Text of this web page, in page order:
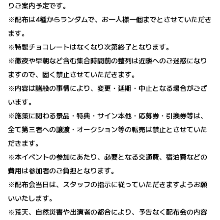
りご案内予定です。
※配布は4種からランダムで、お一人様一個までとさせていただき
ます。
※特製チョコレートはなくなり次第終了となります。
※徹夜や早朝など含む集合時間前の整列は近隣へのご迷惑になり
ますので、固く禁止させていただきます。
※内容は諸般の事情により、変更・延期・中止となる場合がござ
います。
※施策に関わる景品・特典・サイン本他・応募券・引換券等は、
全て第三者への譲渡・オークション等の転売は禁止とさせていた
だきます。
※本イベントの参加にあたり、必要となる交通費、宿泊費などの
費用は参加者のご負担となります。
※配布会当日は、スタッフの指示に従っていただきますようお願
いいたします。
※荒天、自然災害や出演者の都合により、予告なく配布会の内容